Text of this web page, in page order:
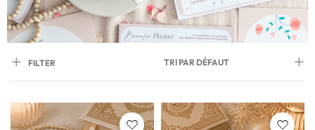
FILTER TRI PAR DÉFAUT